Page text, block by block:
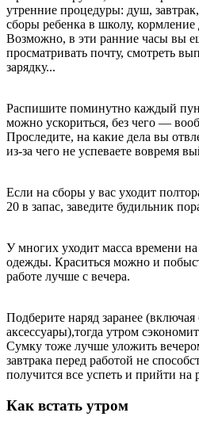
утренние процедуры: душ,
сборы ребенка в школу,
Возможно, в эти ранние часы вы
просматривать почту, смотреть
зарядку...
Распишите поминутно каждый
можно ускориться, без чего —
Проследите, на какие дела вы
из-за чего не успеваете вовремя
Если на сборы у вас уходит
20 в запас, заведите будильник
У многих уходит масса времени
одежды. Краситься можно и
работе лучше с вечера.
Подберите наряд заранее (включая
аксессуары),тогда утром
Сумку тоже лучше уложить
завтрака перед работой не
получится все успеть и прийти на
Как встать утром